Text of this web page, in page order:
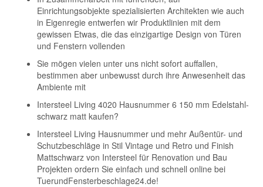
Einrichtungsobjekte spezialisierten Architekten wie auch
in Eigenregie entwerfen wir Produktlinien mit dem
gewissen Etwas, die das einzigartige Design von Türen
und Fenstern vollenden
Sie mögen vielen unter uns nicht sofort auffallen,
bestimmen aber unbewusst durch ihre Anwesenheit das
Ambiente mit
Intersteel Living 4020 Hausnummer 6 150 mm Edelstahl-
schwarz matt kaufen?
Intersteel Living Hausnummer und mehr Außentür- und
Schutzbeschläge in Stil Vintage und Retro und Finish
Mattschwarz von Intersteel für Renovation und Bau
Projekten ordern Sie einfach und schnell online bei
TuerundFensterbeschlage24.de!